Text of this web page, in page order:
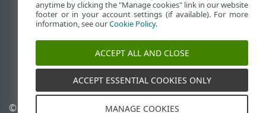
End of Life
Databáza znalostí ESET
ESET Fórum
ESET Status Portal
Technická podpora
© 1992 - 2026 ESET, Spravovať súbory cookie
anytime by clicking the "Manage cookies" link in our website
footer or in your account settings (if available). For more
information, see ourCookie Policy.
ACCEPT ALL AND CLOSE
ACCEPT ESSENTIAL COOKIES ONLY
MANAGE COOKIES